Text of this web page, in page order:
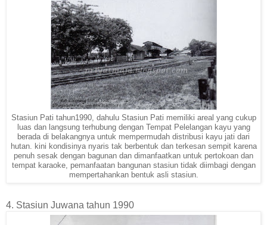
Stasiun Pati tahun1990, dahulu Stasiun Pati memiliki areal yang cukup
luas dan langsung terhubung dengan Tempat Pelelangan kayu yang
berada di belakangnya untuk mempermudah distribusi kayu jati dari
hutan. kini kondisinya nyaris tak berbentuk dan terkesan sempit karena
penuh sesak dengan bagunan dan dimanfaatkan untuk pertokoan dan
tempat karaoke, pemanfaatan bangunan stasiun tidak diimbagi dengan
mempertahankan bentuk asli stasiun.
4. Stasiun Juwana tahun 1990